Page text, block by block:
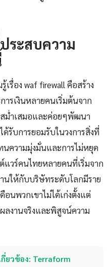
ระสบความ
เรื่อง waf firewall คือสร้าง
ารเงินหลายคนเริ่มต้นจาก
ม่ำเสมอและค่อยๆพัฒนา
รับการยอมรับในวงการสิ่งที่
ความมุ่งมั่นและการไม่หยุด
วร์คนไทยหลายคนที่เริ่มจาก
นให้กับบริษัทระดับโลกมีราย
นพวกเขาไม่ได้เก่งตั้งแต่
ลงานจริงและพิสูจน์ความ
ยวข้อง: Terraform